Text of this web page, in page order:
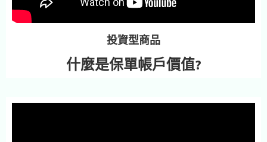
投資型商品
什麼是保單帳戶價值?